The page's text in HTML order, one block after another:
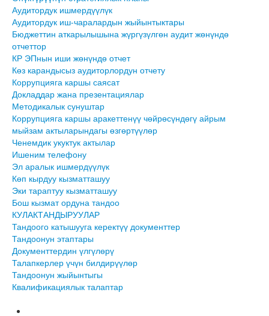
Аудитордук ишмердүүлүк
Аудитордук иш-чаралардын жыйынтыктары
Бюджеттин аткарылышына жүргүзүлгөн аудит жөнүндө
отчеттор
КР ЭПнын иши жөнүндө отчет
Көз карандысыз аудиторлордун отчету
Коррупцияга каршы саясат
Докладдар жана презентациялар
Методикалык сунуштар
Коррупцияга каршы аракеттенүү чөйрөсүндөгү айрым
мыйзам актыларындагы өзгөртүүлөр
Ченемдик укуктук актылар
Ишеним телефону
Эл аралык ишмердүүлүк
Көп кырдуу кызматташуу
Эки тараптуу кызматташуу
Бош кызмат ордуна тандоо
КУЛАКТАНДЫРУУЛАР
Тандоого катышууга керектүү документтер
Тандоонун этаптары
Документтердин үлгүлөрү
Талапкерлер үчүн билдирүүлөр
Тандоонун жыйынтыгы
Квалификациялык талаптар